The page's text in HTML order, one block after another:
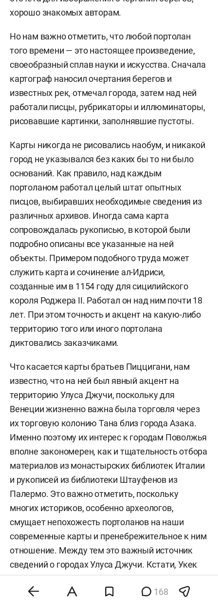
хорошо знакомых авторам.
Но нам важно отметить, что любой портолан
того времени — это настоящее произведение,
своеобразный сплав науки и искусства. Сначала
картограф наносил очертания берегов и
известных рек, отмечал города, затем над ней
работали писцы, рубрикаторы и иллюминаторы,
рисовавшие картинки, заполнявшие пустоты.
Карты никогда не рисовались наобум, и никакой
город не указывался без каких бы то ни было
оснований. Как правило, над каждым
портоланом работал целый штат опытных
писцов, выбиравших необходимые сведения из
различных архивов. Иногда сама карта
сопровождалась рукописью, в которой были
подробно описаны все указанные на ней
объекты. Примером подобного труда может
служить карта и сочинение ал-Идриси,
созданные им в 1154 году для сицилийского
короля Роджера II. Работал он над ним почти 18
лет. При этом точность и акцент на какую-либо
территорию того или иного портолана
диктовались заказчиками.
Что касается карты братьев Пиццигани, нам
известно, что на ней был явный акцент на
территорию Улуса Джучи, поскольку для
Венеции жизненно важна была торговля через
их торговую колонию Тана близ города Азака.
Именно поэтому их интерес к городам Поволжья
вполне закономерен, как и тщательность отбора
материалов из монастырских библиотек Италии
и рукописей из библиотеки Штауфенов из
Палермо. Это важно отметить, поскольку
многих историков, особенно археологов,
смущает непохожесть портоланов на наши
современные карты и пренебрежительное к ним
отношение. Между тем это важный источник
сведений о городах Улуса Джучи. Кстати, Укек
на этой карте также присутствует. В связи с тем
что авторы портоланов собирали сведения из
168